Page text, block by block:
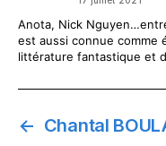
Anota, Nick
est aussi connue comme
littérature fantastique et
← Chantal